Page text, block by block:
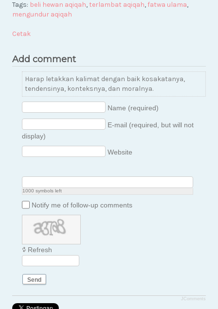
Tags: beli hewan aqiqah,terlambat aqiqah,fatwa ulama,
mengundur aqiqah
Cetak
Add comment
Harap letakkan kalimat dengan baik kosakatanya,
tendensinya, konteksnya, dan moralnya.
Name (required)
E-mail (required, but will not
display)
Website
1000 symbols left
Notify me of follow-up comments
Refresh
Send
JComments